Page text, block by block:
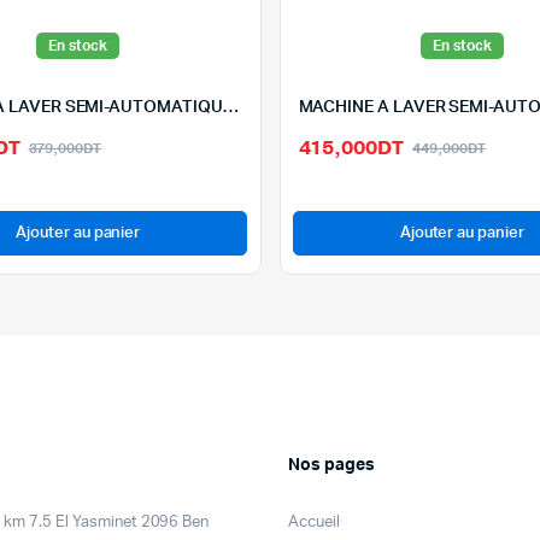
En stock
MACHINE A LAVER SEMI-AUTOMATIQUE ORIENT 8.2KG – XPB1*8-2
379,000DTLe
initial
était :
379,000DT.
Le
actuel
est :
329,000DT.
Ajouter au panier
En stock
449,000DTLe
initial
était :
415,000DT
Le
actuel
est :
Ajouter au panier
km 7.5 El Yasminet 2096 Ben
Nos pages
Accueil